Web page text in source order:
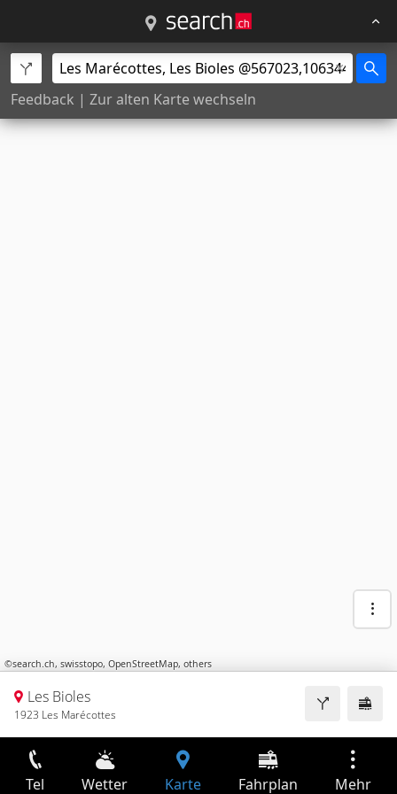
Feedback | Zur alten Karte wechseln
©search.ch, swisstopo, OpenStreetMap, others
Les Bioles
1923 Les Marécottes
Tel Wetter Karte Fahrplan Mehr